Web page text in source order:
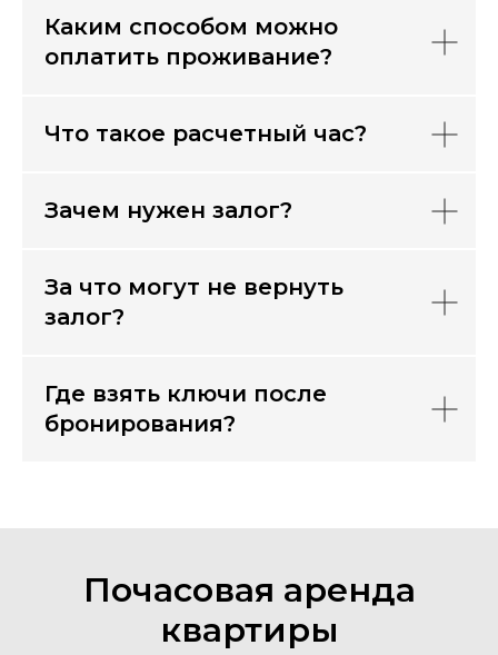
Каким способом можно
оплатить проживание?
Что такое расчетный час?
Зачем нужен залог?
За что могут не вернуть
залог?
Где взять ключи после
бронирования?
Почасовая аренда
квартиры